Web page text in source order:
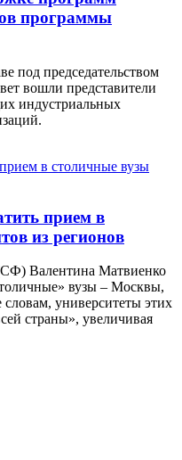
программы
под председательством
вошли представители
индустриальных
прием в
из регионов
Валентина Матвиенко
вузы – Москвы,
университеты этих
страны», увеличивая